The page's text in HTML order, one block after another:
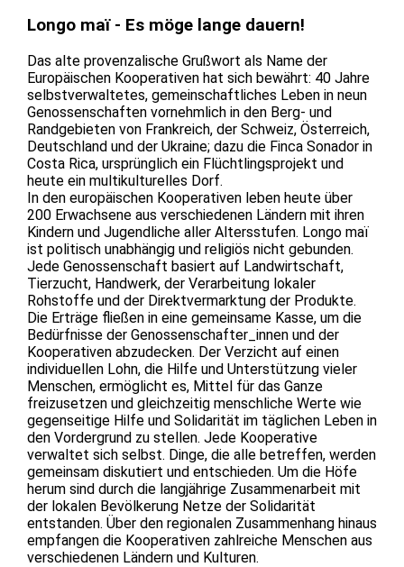
Longo maï - Es möge lange dauern!
Das alte provenzalische Grußwort als Name der
Europäischen Kooperativen hat sich bewährt: 40 Jahre
selbstverwaltetes, gemeinschaftliches Leben in neun
Genossenschaften vornehmlich in den Berg- und
Randgebieten von Frankreich, der Schweiz, Österreich,
Deutschland und der Ukraine; dazu die Finca Sonador in
Costa Rica, ursprünglich ein Flüchtlingsprojekt und
heute ein multikulturelles Dorf.
In den europäischen Kooperativen leben heute über
200 Erwachsene aus verschiedenen Ländern mit ihren
Kindern und Jugendliche aller Altersstufen. Longo maï
ist politisch unabhängig und religiös nicht gebunden.
Jede Genossenschaft basiert auf Landwirtschaft,
Tierzucht, Handwerk, der Verarbeitung lokaler
Rohstoffe und der Direktvermarktung der Produkte.
Die Erträge fließen in eine gemeinsame Kasse, um die
Bedürfnisse der Genossenschafter_innen und der
Kooperativen abzudecken. Der Verzicht auf einen
individuellen Lohn, die Hilfe und Unterstützung vieler
Menschen, ermöglicht es, Mittel für das Ganze
freizusetzen und gleichzeitig menschliche Werte wie
gegenseitige Hilfe und Solidarität im täglichen Leben in
den Vordergrund zu stellen. Jede Kooperative
verwaltet sich selbst. Dinge, die alle betreffen, werden
gemeinsam diskutiert und entschieden. Um die Höfe
herum sind durch die langjährige Zusammenarbeit mit
der lokalen Bevölkerung Netze der Solidarität
entstanden. Über den regionalen Zusammenhang hinaus
empfangen die Kooperativen zahlreiche Menschen aus
verschiedenen Ländern und Kulturen.